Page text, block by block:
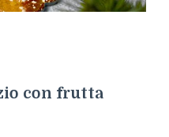
con frutta